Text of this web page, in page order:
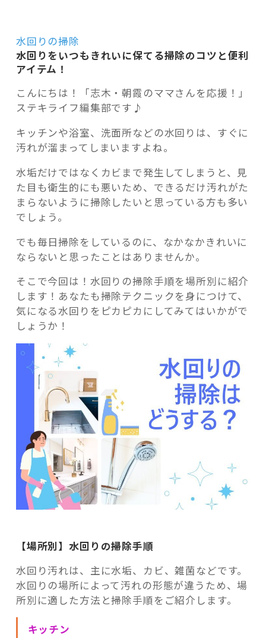
これからの暮らし 住み替え相談
水回りの掃除
水回りをいつもきれいに保てる掃除のコツと便利
アイテム！
こんにちは！「志木・朝霞のママさんを応援！」
ステキライフ編集部です♪
キッチンや浴室、洗面所などの水回りは、すぐに
汚れが溜まってしまいますよね。
水垢だけではなくカビまで発生してしまうと、見
た目も衛生的にも悪いため、できるだけ汚れがた
まらないように掃除したいと思っている方も多い
でしょう。
でも毎日掃除をしているのに、なかなかきれいに
ならないと思ったことはありませんか。
そこで今回は！水回りの掃除手順を場所別に紹介
します！あなたも掃除テクニックを身につけて、
気になる水回りをピカピカにしてみてはいかがで
しょうか！
【場所別】水回りの掃除手順
水回り汚れは、主に水垢、カビ、雑菌などです。
水回りの場所によって汚れの形態が違うため、場
所別に適した方法と掃除手順をご紹介します。
キッチン